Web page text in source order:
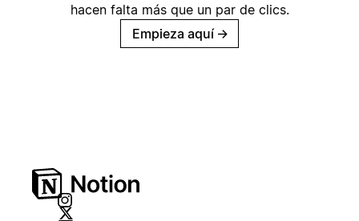
hacen falta más que un par de clics.
Empieza aquí →